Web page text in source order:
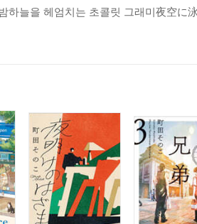
하늘을 헤엄치는 초콜릿 그래미夜空に